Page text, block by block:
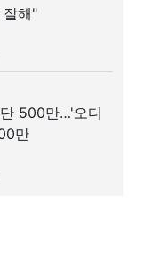
잘해"
500만…'오디
만